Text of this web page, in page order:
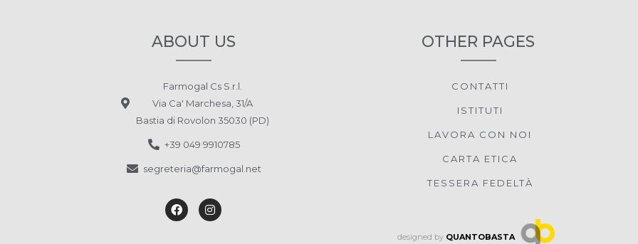
ABOUT US
Farmogal Cs S.r.l.
Via Ca' Marchesa, 31/A
Bastia di Rovolon 35030 (PD)
+39 049 9910785
segreteria@farmogal.net
OTHER PAGES
CONTATTI
ISTITUTI
LAVORA CON NOI
CARTA ETICA
TESSERA FEDELTÀ
designed by QUANTOBASTA